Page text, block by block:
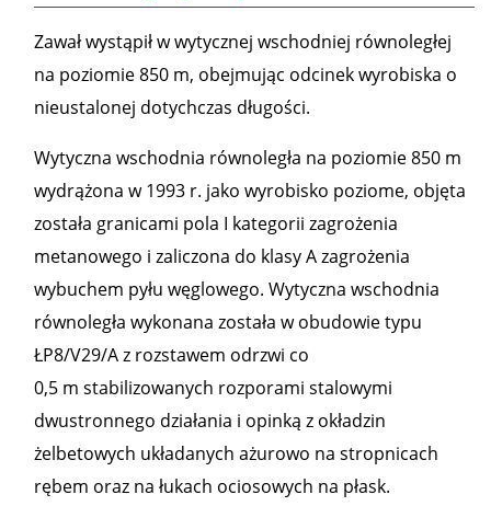
Zawał wystąpił w wytycznej wschodniej równoległej
na poziomie 850 m, obejmując odcinek wyrobiska o
nieustalonej dotychczas długości.
Wytyczna wschodnia równoległa na poziomie 850 m
wydrążona w 1993 r. jako wyrobisko poziome, objęta
została granicami pola I kategorii zagrożenia
metanowego i zaliczona do klasy A zagrożenia
wybuchem pyłu węglowego. Wytyczna wschodnia
równoległa wykonana została w obudowie typu
ŁP8/V29/A z rozstawem odrzwi co
0,5 m stabilizowanych rozporami stalowymi
dwustronnego działania i opinką z okładzin
żelbetowych układanych ażurowo na stropnicach
rębem oraz na łukach ociosowych na płask.